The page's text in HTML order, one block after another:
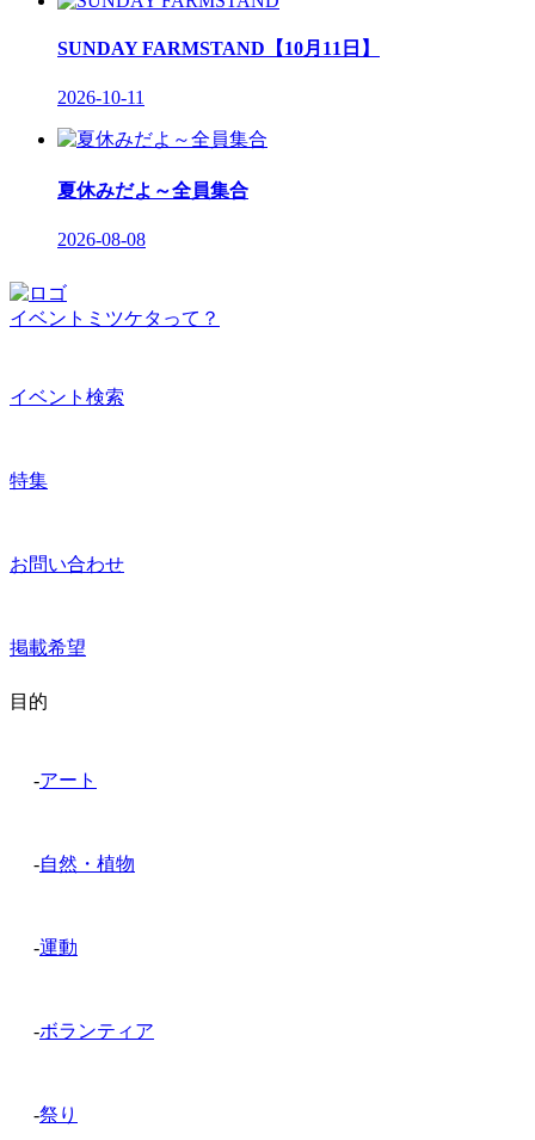
SUNDAY FARMSTAND【10月11日】
2026-10-11
夏休みだよ～全員集合
2026-08-08
イベントミツケタって？
イベント検索
特集
お問い合わせ
掲載希望
目的
-アート
-自然・植物
-運動
-ボランティア
-祭り